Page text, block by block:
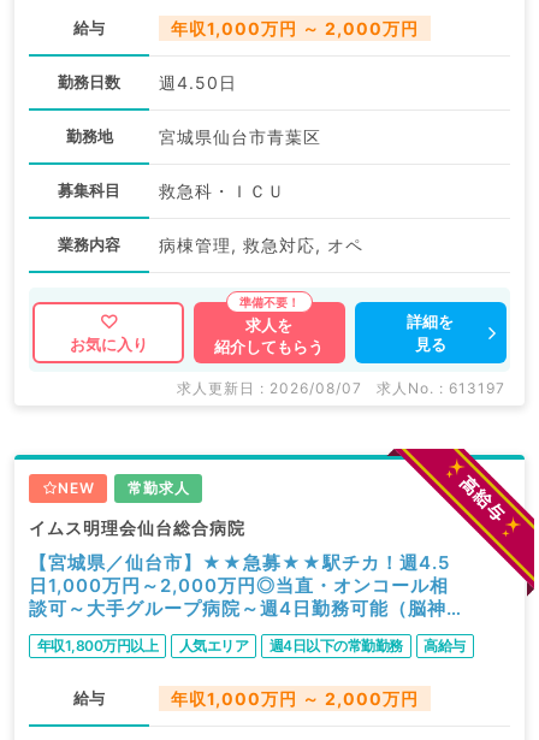
給与 年収1,000万円 ～ 2,000万円
勤務日数 週4.50日
勤務地 宮城県仙台市青葉区
募集科目 救急科・ＩＣＵ
業務内容 病棟管理, 救急対応, オペ
お気に入り
求人を
紹介してもらう
詳細を
見る
求人更新日 : 2026/08/07 求人No. : 613197
NEW 常勤求人
イムス明理会仙台総合病院
【宮城県／仙台市】★★急募★★駅チカ！週4.5
日1,000万円～2,000万円◎当直・オンコール相
談可～大手グループ病院～週4日勤務可能（脳神
経外科／常勤）
年収1,800万円以上 人気エリア 週4日以下の常勤勤務 高給与
給与 年収1,000万円 ～ 2,000万円